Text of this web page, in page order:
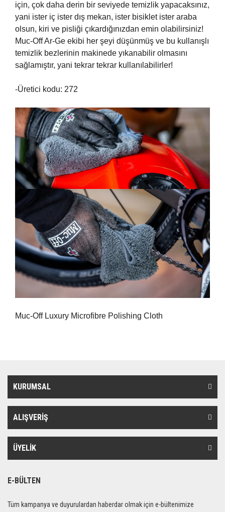
için, çok daha derin bir seviyede temizlik yapacaksınız,
yani ister iç ister dış mekan, ister bisiklet ister araba
olsun, kiri ve pisliği çıkardığınızdan emin olabilirsiniz!
Muc-Off Ar-Ge ekibi her şeyi düşünmüş ve bu kullanışlı
temizlik bezlerinin makinede yıkanabilir olmasını
sağlamıştır, yani tekrar tekrar kullanılabilirler!
-Üretici kodu: 272
Muc-Off Luxury Microfibre Polishing Cloth
KURUMSAL
ALIŞVERİŞ
ÜYELİK
E-BÜLTEN
Tüm kampanya ve duyurulardan haberdar olmak için e-bültenimize